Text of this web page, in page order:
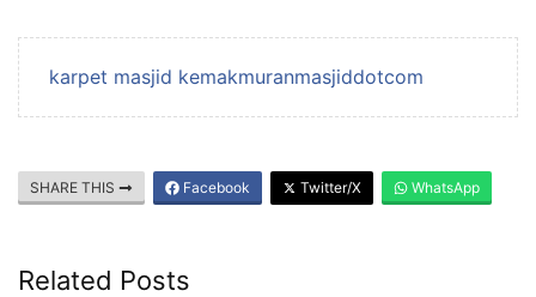
karpet masjid kemakmuranmasjiddotcom
SHARE THIS Facebook Twitter/X WhatsApp
Related Posts